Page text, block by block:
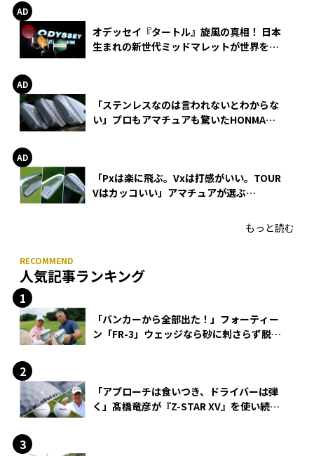
オデッセイ『タートル』旋風の真相！ 日本
生まれの新世代ミッドマレットが世界を席
「ステンレスなのは言われないとわからな
い」プロもアマチュアも驚いたHONMA
「Pxは楽に飛ぶ。Vxは打感がいい。TOUR
Vはカッコいい」アマチュアが選ぶ
もっと読む
人気記事ランキング
「バンカーから全部出た！」フォーティー
ン「FR-3」ウェッジなら砂に刺さらず脱出
「アプローチは食いつき、ドライバーは弾
く」髙橋竜彦が『Z-STAR XV』を使い続け